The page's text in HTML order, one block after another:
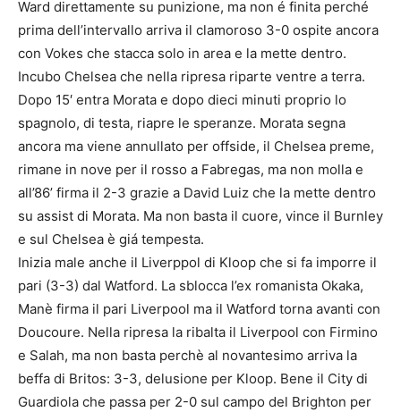
Ward direttamente su punizione, ma non é finita perché
prima dell’intervallo arriva il clamoroso 3-0 ospite ancora
con Vokes che stacca solo in area e la mette dentro.
Incubo Chelsea che nella ripresa riparte ventre a terra.
Dopo 15′ entra Morata e dopo dieci minuti proprio lo
spagnolo, di testa, riapre le speranze. Morata segna
ancora ma viene annullato per offside, il Chelsea preme,
rimane in nove per il rosso a Fabregas, ma non molla e
all’86’ firma il 2-3 grazie a David Luiz che la mette dentro
su assist di Morata. Ma non basta il cuore, vince il Burnley
e sul Chelsea è giá tempesta.
Inizia male anche il Liverppol di Kloop che si fa imporre il
pari (3-3) dal Watford. La sblocca l’ex romanista Okaka,
Manè firma il pari Liverpool ma il Watford torna avanti con
Doucoure. Nella ripresa la ribalta il Liverpool con Firmino
e Salah, ma non basta perchè al novantesimo arriva la
beffa di Britos: 3-3, delusione per Kloop. Bene il City di
Guardiola che passa per 2-0 sul campo del Brighton per